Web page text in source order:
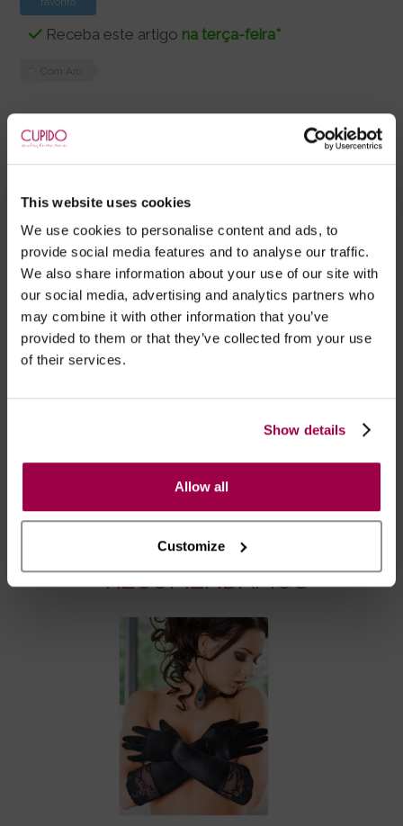
This website uses cookies
We use cookies to personalise content and ads, to
provide social media features and to analyse our traffic.
We also share information about your use of our site with
our social media, advertising and analytics partners who
may combine it with other information that you’ve
provided to them or that they’ve collected from your use
of their services.
Show details
Allow all
Customize
Receba este artigo na terça-feira*
Descrição
Camisa de noite Camila, produzido em tecido
Tem alças ajustáveis e aro para suporte dos seios.
Inclui tanga asa delta a condizer.
Marca: Obsessive
Após as 16:00 h, a sua encomenda será entregue em 48
RECOMENDAMOS